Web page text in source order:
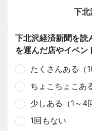
下北
下北沢経済新聞を読
を運んだ店やイベン
たくさんある（
ちょこちょこあ
少しある（1～4
1回もない